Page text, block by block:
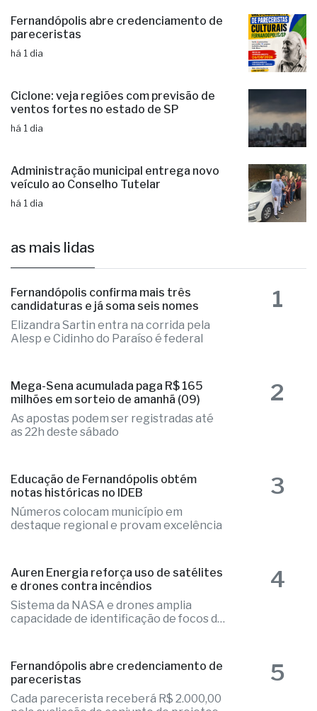
Fernandópolis abre credenciamento de
pareceristas
há 1 dia
Ciclone: veja regiões com previsão de
ventos fortes no estado de SP
há 1 dia
Administração municipal entrega novo
veículo ao Conselho Tutelar
há 1 dia
as mais lidas
Fernandópolis confirma mais três
candidaturas e já soma seis nomes
Elizandra Sartin entra na corrida pela
Alesp e Cidinho do Paraíso é federal
1
Mega-Sena acumulada paga R$ 165
milhões em sorteio de amanhã (09)
As apostas podem ser registradas até
as 22h deste sábado
2
Educação de Fernandópolis obtém
notas históricas no IDEB
Números colocam município em
destaque regional e provam excelência
3
Auren Energia reforça uso de satélites
e drones contra incêndios
Sistema da NASA e drones amplia
capacidade de identificação de focos de
4
Fernandópolis abre credenciamento de
pareceristas
Cada parecerista receberá R$ 2.000,00
5